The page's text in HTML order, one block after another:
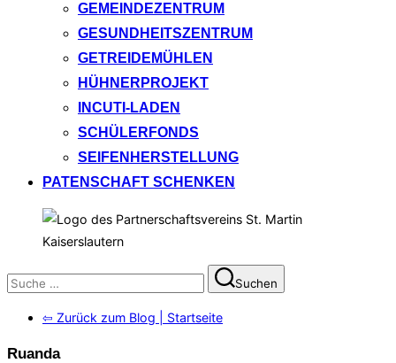
GEMEINDEZENTRUM
GESUNDHEITSZENTRUM
GETREIDEMÜHLEN
HÜHNERPROJEKT
INCUTI-LADEN
SCHÜLERFONDS
SEIFENHERSTELLUNG
PATENSCHAFT SCHENKEN
Suchen
nach:
Suchen
⇦ Zurück zum Blog | Startseite
Ruanda